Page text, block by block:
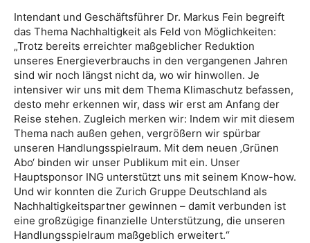
Intendant und Geschäftsführer Dr. Markus Fein begreift
das Thema Nachhaltigkeit als Feld von Möglichkeiten:
„Trotz bereits erreichter maßgeblicher Reduktion
unseres Energieverbrauchs in den vergangenen Jahren
sind wir noch längst nicht da, wo wir hinwollen. Je
intensiver wir uns mit dem Thema Klimaschutz befassen,
desto mehr erkennen wir, dass wir erst am Anfang der
Reise stehen. Zugleich merken wir: Indem wir mit diesem
Thema nach außen gehen, vergrößern wir spürbar
unseren Handlungsspielraum. Mit dem neuen ‚Grünen
Abo‘ binden wir unser Publikum mit ein. Unser
Hauptsponsor ING unterstützt uns mit seinem Know-how.
Und wir konnten die Zurich Gruppe Deutschland als
Nachhaltigkeitspartner gewinnen – damit verbunden ist
eine großzügige finanzielle Unterstützung, die unseren
Handlungsspielraum maßgeblich erweitert.“